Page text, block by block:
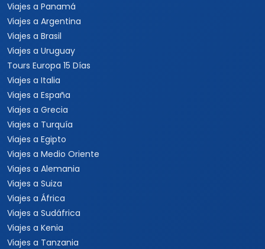
Viajes a Panamá
Viajes a Argentina
Viajes a Brasil
Viajes a Uruguay
Tours Europa 15 Días
Viajes a Italia
Viajes a España
Viajes a Grecia
Viajes a Turquía
Viajes a Egipto
Viajes a Medio Oriente
Viajes a Alemania
Viajes a Suiza
Viajes a África
Viajes a Sudáfrica
Viajes a Kenia
Viajes a Tanzania